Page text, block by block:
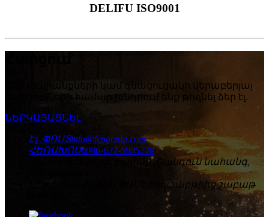
DELIFU ISO9001
Մեր ապրանքների կամ գնացուցակի վերաբերյալ
հարցումների համար խնդրում ենք թողնել ձեր էլ.
ՆԵՐԿԱՅԱՑՆԵԼ
Էլ. ՓՈՍՏinfo@fengerda.com
ՀԵՌԱԽՈՍ0086-632-5985228
Թենչժոու քաղաք, Շանդուն նահանգ,
Երկուշաբթիից շաբաթ